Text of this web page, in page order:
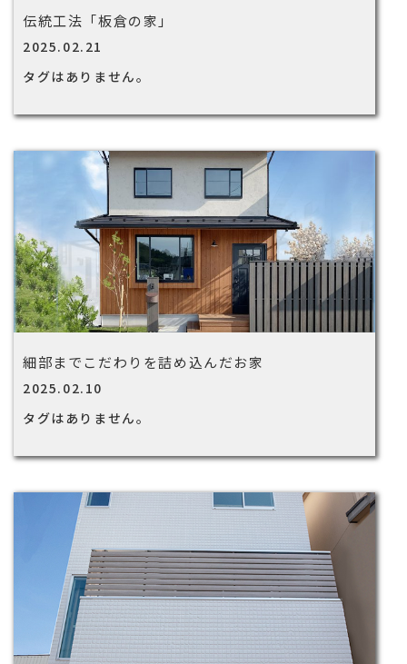
伝統工法「板倉の家」
2025.02.21
タグはありません。
細部までこだわりを詰め込んだお家
2025.02.10
タグはありません。